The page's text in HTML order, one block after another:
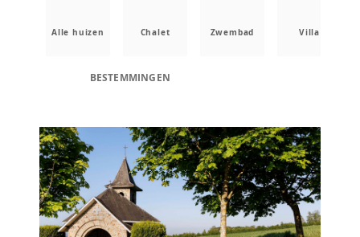
Alle huizen Chalet Zwembad Villa
BESTEMMINGEN